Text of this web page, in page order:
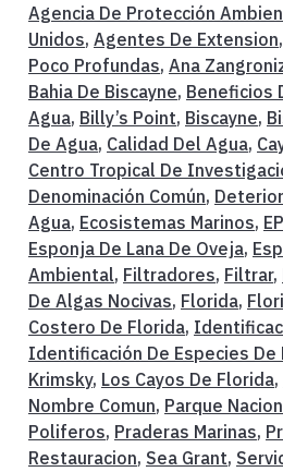
Agencia De Protección
Unidos, Agentes De Extension,
Poco Profundas, Ana
Bahia De Biscayne, Beneficios
Agua, Billy’s Point, Biscayne,
De Agua, Calidad Del Agua,
Centro Tropical De
Denominación Común,
Agua, Ecosistemas Marinos,
Esponja De Lana De Oveja,
Ambiental, Filtradores, Filtrar,
De Algas Nocivas, Florida,
Costero De Florida,
Identificación De Especies De
Krimsky, Los Cayos De Florida,
Nombre Comun, Parque
Poliferos, Praderas Marinas,
Restauracion, Sea Grant,